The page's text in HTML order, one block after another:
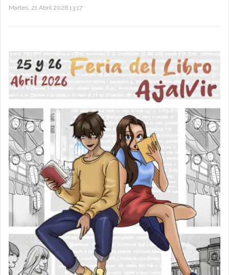
Martes, 21 Abril 2026 13:17